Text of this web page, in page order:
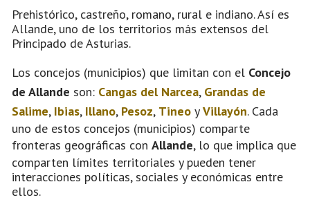
Prehistórico, castreño, romano, rural e indiano. Así es
Allande, uno de los territorios más extensos del
Principado de Asturias.
Los concejos (municipios) que limitan con el Concejo
de Allande son: Cangas del Narcea, Grandas de
Salime, Ibias, Illano, Pesoz, Tineo yVillayón. Cada
uno de estos concejos (municipios) comparte
fronteras geográficas con Allande, lo que implica que
comparten límites territoriales y pueden tener
interacciones políticas, sociales y económicas entre
ellos.